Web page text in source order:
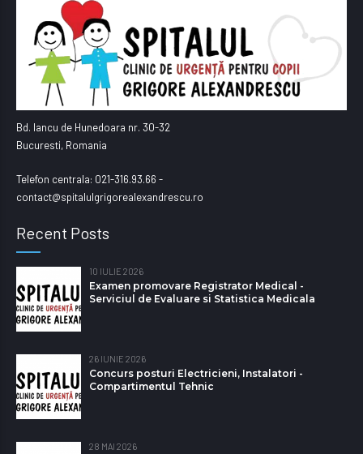
Bd. Iancu de Hunedoara nr. 30-32
Bucuresti, Romania
Telefon centrala: 021-316.93.66 -
contact@spitalulgrigorealexandrescu.ro
Recent Posts
10 IULIE 2026
Examen promovare Registrator Medical -
Serviciul de Evaluare si Statistica Medicala
26 IUNIE 2026
Concurs posturi Electricieni, Instalatori -
Compartimentul Tehnic
28 MAI 2026